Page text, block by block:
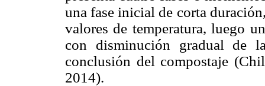
una fase inicial de corta
valores de temperatura, luego
con disminución gradual de
conclusión del compostaje
2014).